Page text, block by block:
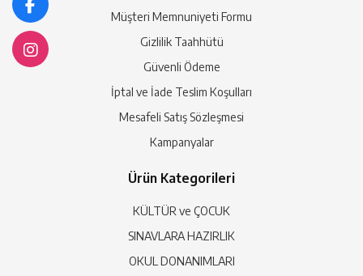
Müşteri Memnuniyeti Formu
Gizlilik Taahhütü
Güvenli Ödeme
İptal ve İade Teslim Koşulları
Mesafeli Satış Sözleşmesi
Kampanyalar
Ürün Kategorileri
KÜLTÜR ve ÇOCUK
SINAVLARA HAZIRLIK
OKUL DONANIMLARI